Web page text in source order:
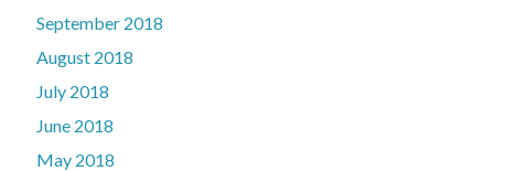
September 2018
August 2018
July 2018
June 2018
May 2018